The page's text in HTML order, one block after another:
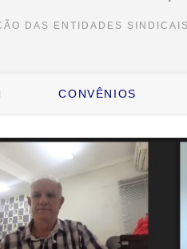
DAS ENTIDADES
CONVÊNIOS